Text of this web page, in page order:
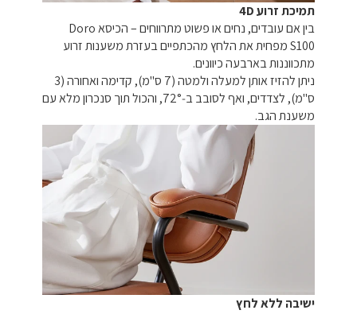
תמיכת זרוע 4D
בין אם עובדים, נחים או פשוט מתרווחים – הכיסא Doro
S100 מפחית את הלחץ מהכתפיים בעזרת משענות זרוע
מתכווננות בארבעה כיוונים.
ניתן להזיז אותן למעלה ולמטה (7 ס"מ), קדימה ואחורה (3
ס"מ), לצדדים, ואף לסובב ב‑72°, והכול תוך סנכרון מלא עם
משענת הגב.
ישיבה ללא לחץ